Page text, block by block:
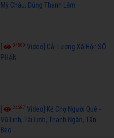
Mỹ Châu, Dũng Thanh Lâm
34580 Video] Cải Lương Xã Hội: SỐ
PHẬN
24587 Video] Kẻ Chợ Người Quê -
Vũ Linh, Tài Linh, Thanh Ngân, Tấn
Beo